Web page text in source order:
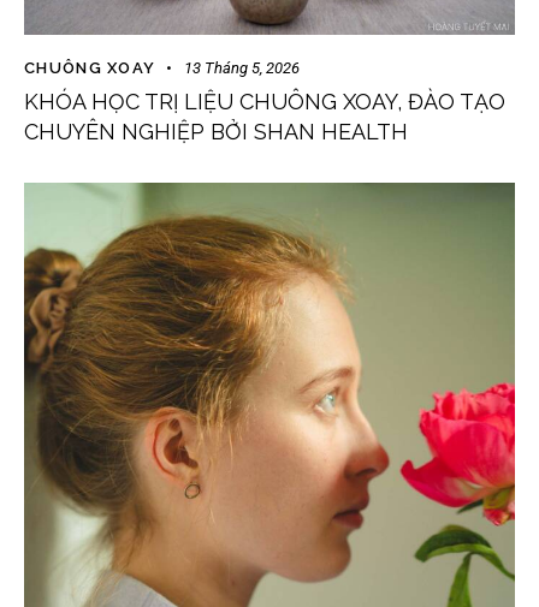
CHUÔNG XOAY 13 Tháng 5, 2026
KHÓA HỌC TRỊ LIỆU CHUÔNG XOAY, ĐÀO TẠO
CHUYÊN NGHIỆP BỞI SHAN HEALTH